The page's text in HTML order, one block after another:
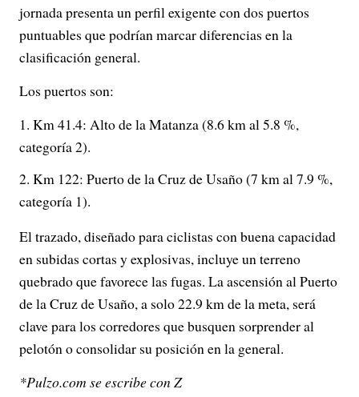
jornada presenta un perfil exigente con dos puertos
puntuables que podrían marcar diferencias en la
clasificación general.
Los puertos son:
Km 41.4: Alto de la Matanza (8.6 km al 5.8 %,
categoría 2).
Km 122: Puerto de la Cruz de Usaño (7 km al 7.9 %,
categoría 1).
El trazado, diseñado para ciclistas con buena capacidad
en subidas cortas y explosivas, incluye un terreno
quebrado que favorece las fugas. La ascensión al Puerto
de la Cruz de Usaño, a solo 22.9 km de la meta, será
clave para los corredores que busquen sorprender al
pelotón o consolidar su posición en la general.
*Pulzo.com se escribe con Z